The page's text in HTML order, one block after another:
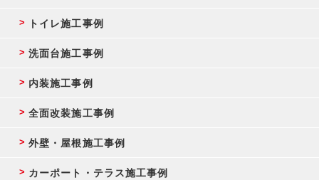
トイレ施工事例
洗面台施工事例
内装施工事例
全面改装施工事例
外壁・屋根施工事例
カーポート・テラス施工事例